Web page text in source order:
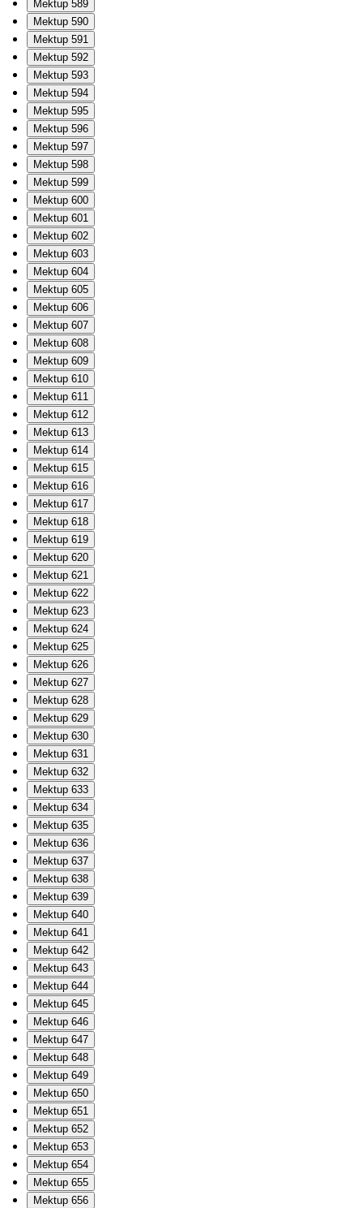
Mektup 589
Mektup 590
Mektup 591
Mektup 592
Mektup 593
Mektup 594
Mektup 595
Mektup 596
Mektup 597
Mektup 598
Mektup 599
Mektup 600
Mektup 601
Mektup 602
Mektup 603
Mektup 604
Mektup 605
Mektup 606
Mektup 607
Mektup 608
Mektup 609
Mektup 610
Mektup 611
Mektup 612
Mektup 613
Mektup 614
Mektup 615
Mektup 616
Mektup 617
Mektup 618
Mektup 619
Mektup 620
Mektup 621
Mektup 622
Mektup 623
Mektup 624
Mektup 625
Mektup 626
Mektup 627
Mektup 628
Mektup 629
Mektup 630
Mektup 631
Mektup 632
Mektup 633
Mektup 634
Mektup 635
Mektup 636
Mektup 637
Mektup 638
Mektup 639
Mektup 640
Mektup 641
Mektup 642
Mektup 643
Mektup 644
Mektup 645
Mektup 646
Mektup 647
Mektup 648
Mektup 649
Mektup 650
Mektup 651
Mektup 652
Mektup 653
Mektup 654
Mektup 655
Mektup 656